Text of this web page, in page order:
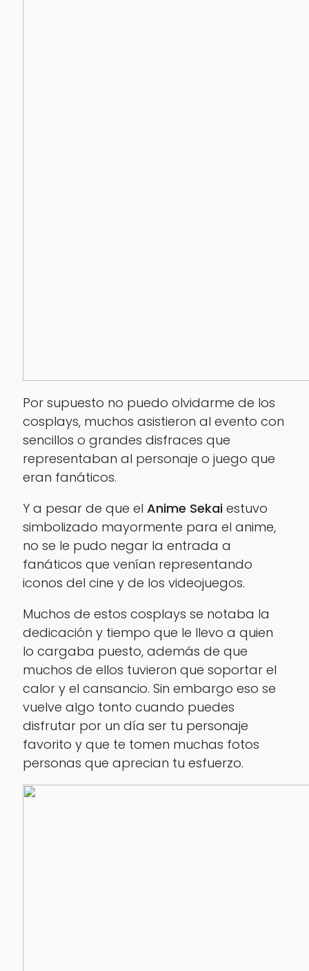
Por supuesto no puedo olvidarme de los
cosplays, muchos asistieron al evento con
sencillos o grandes disfraces que
representaban al personaje o juego que
eran fanáticos.
Y a pesar de que el Anime Sekai estuvo
simbolizado mayormente para el anime,
no se le pudo negar la entrada a
fanáticos que venían representando
iconos del cine y de los videojuegos.
Muchos de estos cosplays se notaba la
dedicación y tiempo que le llevo a quien
lo cargaba puesto, además de que
muchos de ellos tuvieron que soportar el
calor y el cansancio. Sin embargo eso se
vuelve algo tonto cuando puedes
disfrutar por un día ser tu personaje
favorito y que te tomen muchas fotos
personas que aprecian tu esfuerzo.